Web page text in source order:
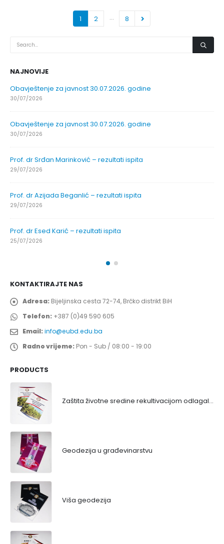
1 2 … 8
NAJNOVIJE
Obavještenje za javnost 30.07.2026. godine
30/07/2026
Obavještenje za javnost 30.07.2026. godine
30/07/2026
Prof. dr Srđan Marinković – rezultati ispita
29/07/2026
Prof. dr Azijada Beganlić – rezultati ispita
29/07/2026
Prof. dr Esed Karić – rezultati ispita
25/07/2026
KONTAKTIRAJTE NAS
Adresa: Bijeljinska cesta 72-74, Brčko distrikt BiH
Telefon: +387 (0)49 590 605
Email:info@eubd.edu.ba
Radno vrijeme: Pon - Sub / 08:00 - 19:00
PRODUCTS
Zaštita životne sredine rekultivacijom odlagališta
Geodezija u građevinarstvu
Viša geodezija